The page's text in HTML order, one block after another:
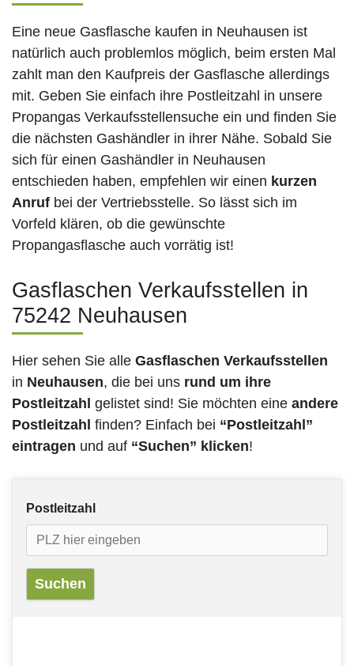
Eine neue Gasflasche kaufen in Neuhausen ist
natürlich auch problemlos möglich, beim ersten Mal
zahlt man den Kaufpreis der Gasflasche allerdings
mit. Geben Sie einfach ihre Postleitzahl in unsere
Propangas Verkaufsstellensuche ein und finden Sie
die nächsten Gashändler in ihrer Nähe. Sobald Sie
sich für einen Gashändler in Neuhausen
entschieden haben, empfehlen wir einen kurzen
Anruf bei der Vertriebsstelle. So lässt sich im
Vorfeld klären, ob die gewünschte
Propangasflasche auch vorrätig ist!
Gasflaschen Verkaufsstellen in
75242 Neuhausen
Hier sehen Sie alle Gasflaschen Verkaufsstellen
in Neuhausen, die bei uns rund um ihre
Postleitzahl gelistet sind! Sie möchten eine andere
Postleitzahl finden? Einfach bei “Postleitzahl”
eintragen und auf “Suchen” klicken!
Postleitzahl